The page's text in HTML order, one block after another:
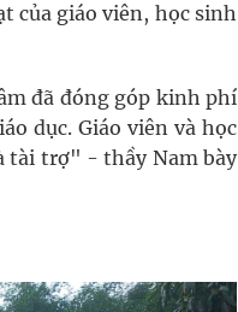
của giáo viên, học sinh
đã đóng góp kinh phí
dục. Giáo viên và học
tài trợ" - thầy Nam bày